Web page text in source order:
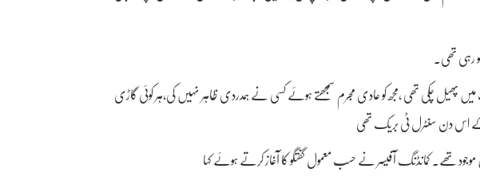
تھی۔
پھیل چکی تھی ،مجھ کو عادی مجرم سمجھتے ہوئے کسی نے ہمدردی ظاہر نہیں کی،ہر کوئی گاڑی
کے اس دن سنٹرل ٹی بریک تھی
موجود تھے۔ کمانڈنگ آفیسر نے حسب معمول گفتگو کا آغاز کرتے ہوئے کہا